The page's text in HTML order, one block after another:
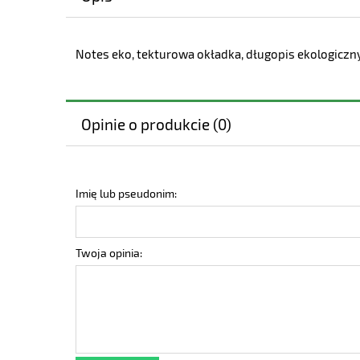
Notes eko, tekturowa okładka, długopis
Opinie o produkcie (0)
Imię lub pseudonim:
Twoja opinia: